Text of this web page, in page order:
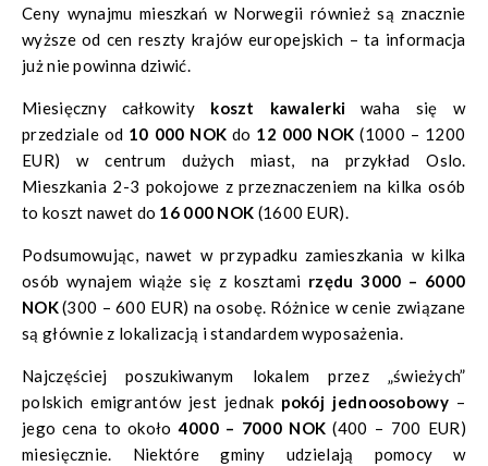
Ceny wynajmu mieszkań w Norwegii również są znacznie
wyższe od cen reszty krajów europejskich – ta informacja
już nie powinna dziwić.
Miesięczny całkowity koszt kawalerkiwaha się w
przedziale od 10 000 NOK do 12 000 NOK (1000 – 1200
EUR) w centrum dużych miast, na przykład Oslo.
Mieszkania 2-3 pokojowe z przeznaczeniem na kilka osób
to koszt nawet do 16 000 NOK (1600 EUR).
Podsumowując, nawet w przypadku zamieszkania w kilka
osób wynajem wiąże się z kosztami rzędu 3000 – 6000
NOK(300 – 600 EUR) na osobę. Różnice w cenie związane
są głównie z lokalizacją i standardem wyposażenia.
Najczęściej poszukiwanym lokalem przez „świeżych”
polskich emigrantów jest jednak pokój jednoosobowy–
jego cena to około4000 – 7000 NOK (400 – 700 EUR)
miesięcznie. Niektóre gminy udzielają pomocy w